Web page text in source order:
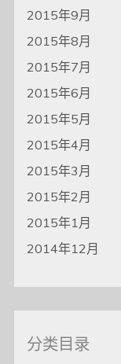
2015年9月
2015年8月
2015年7月
2015年6月
2015年5月
2015年4月
2015年3月
2015年2月
2015年1月
2014年12月
分类目录